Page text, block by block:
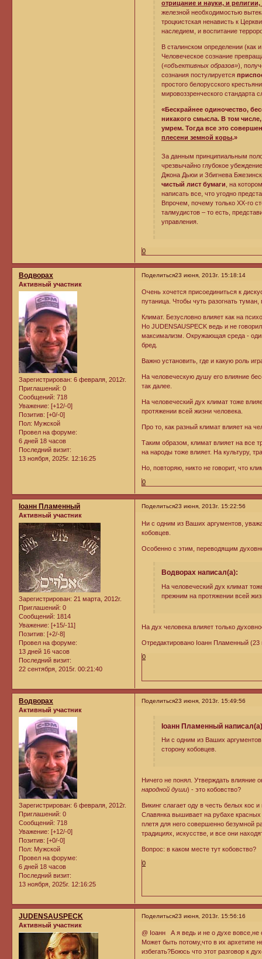
отрицание и науки, и
железной необходимостью
троцкистская ненависть к
наследием, и воспитание
В сталинском определении
Человеческое сознание
(«объективных образов»),
сознания постулируется
простого белорусского
мировоззренческого стандарта
«Бескрайнее одиночество,
никакого смысла. В том
умрем. Тогда все это
плесени земной коры.»
За данным принципиальным
чрезвычайно глубокое
Джона Дьюи и Збигнева
чистый лист бумаги , на
написать все, что угодно
Впрочем, почему только ХХ-го
талмудистов – то есть,
управления.
0
Поделиться23 июня, 2013г. 15:18:14
Водворах
Активный участник
Зарегистрирован: 6 февраля, 2012г.
Приглашений: 0
Сообщений: 718
Уважение: [+12/-0]
Позитив: [+0/-0]
Пол: Мужской
Провел на форуме:
6 дней 18 часов
Последний визит:
13 ноября, 2025г. 12:16:25
Очень хочется присоединиться к
путаница. Чтобы чуть разогнать
Климат. Безусловно влияет как на
Но JUDENSAUSPECK ведь и не
максимализм. Окружающая среда -
бред.
Важно установить, где и какую роль
На человеческую душу его влияние
так далее.
На человеческий дух климат тоже
протяжении всей жизни человека.
Про то, как разный климат влияет на
Таким образом, климат влияет на все
на народы тоже влияет. На культуру,
Но, повторяю, никто не говорит, что
0
Поделиться23 июня, 2013г. 15:22:56
Iоанн Пламенный
Активный участник
Зарегистрирован: 21 марта, 2012г.
Приглашений: 0
Сообщений: 1814
Уважение: [+15/-11]
Позитив: [+2/-8]
Провел на форуме:
13 дней 16 часов
Последний визит:
22 сентября, 2015г. 00:21:40
Ни с одним из Ваших аргументов,
кобовцев.
Особенно с этим, переводящим
Водворах написал(а):
На человеческий дух климат
прежним на протяжении всей
На дух человека влияет только
Отредактировано Iоанн Пламенный (23
0
Поделиться23 июня, 2013г. 15:49:56
Водворах
Активный участник
Зарегистрирован: 6 февраля, 2012г.
Приглашений: 0
Сообщений: 718
Уважение: [+12/-0]
Позитив: [+0/-0]
Пол: Мужской
Провел на форуме:
6 дней 18 часов
Последний визит:
13 ноября, 2025г. 12:16:25
Iоанн Пламенный
Ни с одним из Ваших
сторону кобовцев.
Ничего не понял. Утверждать влияние
народной души) - это кобовство?
Викинг слагает оду в честь белых кос
Славянка вышивает на рубахе красных
плетя для него совершенно безумной
традициях, искусстве, и все они
Вопрос: в каком месте тут кобовство?
0
Поделиться23 июня, 2013г. 15:56:16
JUDENSAUSPECK
Активный участник
@ Iоанн А я ведь и не о духе вовсе,не
Может быть потому,что в их архетипе
избегать?Боюсь что этот разговор к